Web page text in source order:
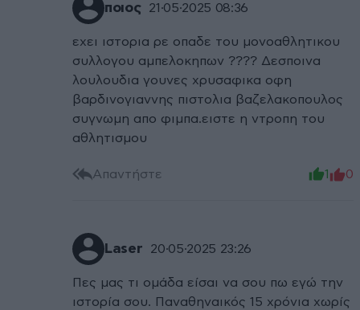
ποιος 21·05·2025 08:36
εχει ιστορια ρε οπαδε του μονοαθλητικου
συλλογου αμπελοκηπων ???? Δεσποινα
λουλουδια γουνες χρυσαφικα οφη
βαρδινογιαννης πιστολια βαζελακοπουλος
συγνωμη απο φιμπα.ειστε η ντροπη του
αθλητισμου
Απαντήστε 1 0
Laser 20·05·2025 23:26
Πες μας τι ομάδα είσαι να σου πω εγώ την
ιστορία σου. Παναθηναικός 15 χρόνια χωρίς